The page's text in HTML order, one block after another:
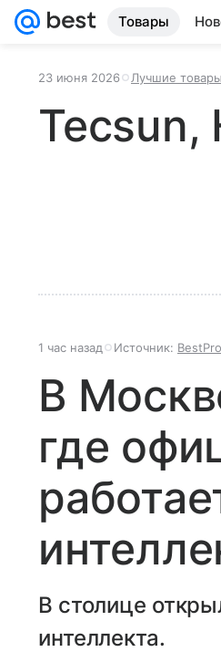
Товары
23 июня 2026 Лучшие товары
Tecsun,
1 час назад Источник:
В
где
В столице
интеллекта.